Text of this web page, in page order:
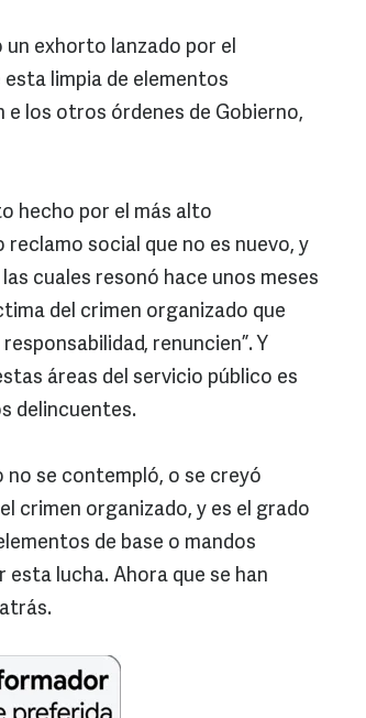
un exhorto lanzado por el
esta limpia de elementos
los otros órdenes de Gobierno,
hecho por el más alto
social que no es nuevo, y
cuales resonó hace unos meses
del crimen organizado que
renuncien”. Y
áreas del servicio público es
delincuentes.
se contempló, o se creyó
crimen organizado, y es el grado
de base o mandos
esta lucha. Ahora que se han